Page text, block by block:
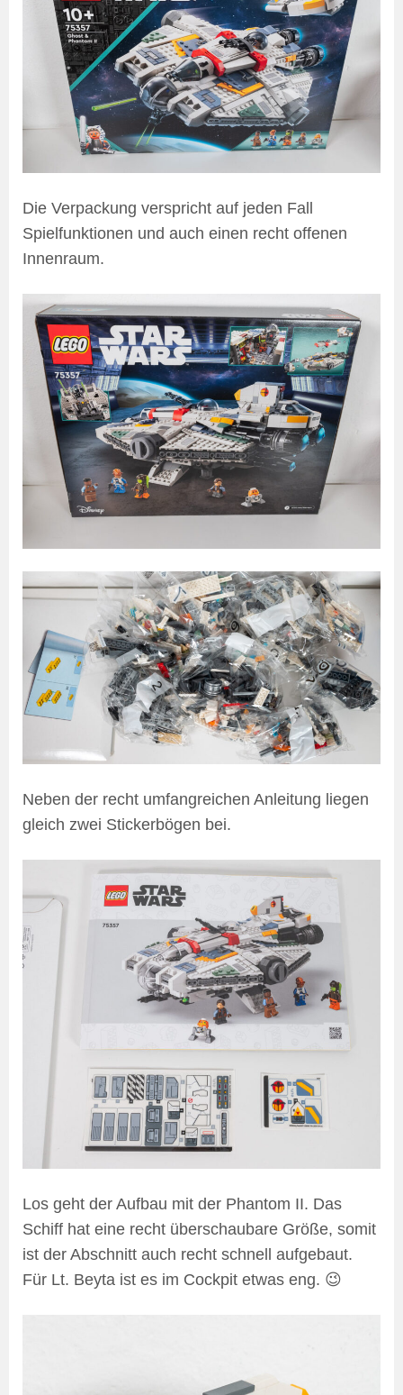
Die Verpackung verspricht auf jeden Fall
Spielfunktionen und auch einen recht offenen
Innenraum.
Neben der recht umfangreichen Anleitung liegen
gleich zwei Stickerbögen bei.
Los geht der Aufbau mit der Phantom II. Das
Schiff hat eine recht überschaubare Größe, somit
ist der Abschnitt auch recht schnell aufgebaut.
Für Lt. Beyta ist es im Cockpit etwas eng. 😉